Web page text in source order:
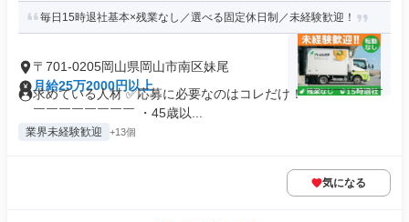
毎日15時退社基本×残業なし／選べる固定休日制／未経験歓迎！
〒701-0205岡山県岡山市南区妹尾
月給25万2000円以上
求めている人材 ✅応募に必要なのはコレだけ！ ￣￣￣￣￣￣
￣￣￣￣￣￣￣￣ ・45歳以...
業界未経験歓迎 +13個
気になる